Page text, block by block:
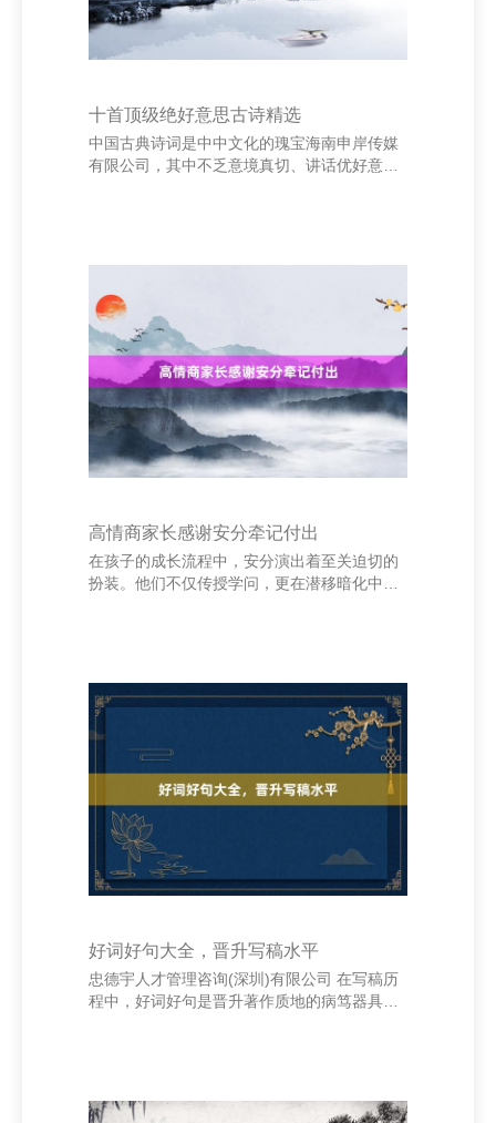
十首顶级绝好意思古诗精选
中国古典诗词是中中文化的瑰宝海南申岸传媒
有限公司，其中不乏意境真切、讲话优好意思
乱中的忧国情愫。苏轼的《水调歌头·明月几时
有》表达对亲东说念主的想念与对东说念主生
的活泼；李清照的《如梦令》则描摹了青娥的
无邪与舒坦。 还有白居易的《赋得古原草送
别》，柳宗元的《江雪》，杜牧的《山行》，
王之涣的《登鹳雀
高情商家长感谢安分牵记付出
在孩子的成长流程中，安分演出着至关迫切的
扮装。他们不仅传授学问，更在潜移暗化中影
一句忠实的“谢谢”，不仅能让安分感受到被尊
重，也能为孩子缔造精雅的榜样。当孩子看到
父母对安分的感德，他们会愈加清醒尊重他东
说念主的迫切性，从而培养出更好的东说念主
际来往才智。 在平日生涯中，家长不错通过多
种花样抒发感谢。比如在家长会后向安分说念
谢，或是
好词好句大全，晋升写稿水平
忠德宇人才管理咨询(深圳)有限公司 在写稿历
程中，好词好句是晋升著作质地的病笃器具。
例，“阳光明媚”、“风和日丽”等词语能营造出好